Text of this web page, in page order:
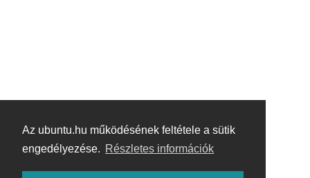
Az ubuntu.hu működésének feltétele a sütik
engedélyezése. Részletes információk